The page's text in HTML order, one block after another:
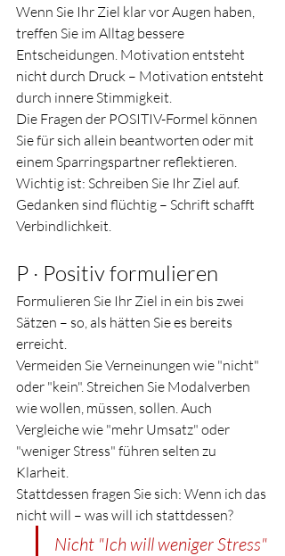
Wenn Sie Ihr Ziel klar vor Augen haben,
treffen Sie im Alltag bessere
Entscheidungen. Motivation entsteht
nicht durch Druck – Motivation entsteht
durch innere Stimmigkeit.
Die Fragen der POSITIV-Formel können
Sie für sich allein beantworten oder mit
einem Sparringspartner reflektieren.
Wichtig ist: Schreiben Sie Ihr Ziel auf.
Gedanken sind flüchtig – Schrift schafft
Verbindlichkeit.
P · Positiv formulieren
Formulieren Sie Ihr Ziel in ein bis zwei
Sätzen – so, als hätten Sie es bereits
erreicht.
Vermeiden Sie Verneinungen wie "nicht"
oder "kein". Streichen Sie Modalverben
wie wollen, müssen, sollen. Auch
Vergleiche wie "mehr Umsatz" oder
"weniger Stress" führen selten zu
Klarheit.
Stattdessen fragen Sie sich: Wenn ich das
nicht will – was will ich stattdessen?
Nicht "Ich will weniger Stress"